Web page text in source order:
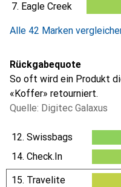
7. Eagle Creek
Alle 42 Marken
Rückgabequote
So oft wird ein Produkt
«Koffer» retourniert.
Quelle: Digitec Galaxus
12. Swissbags
14. Check.In
15. Travelite